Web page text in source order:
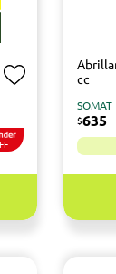
cc
SOMAT
$635